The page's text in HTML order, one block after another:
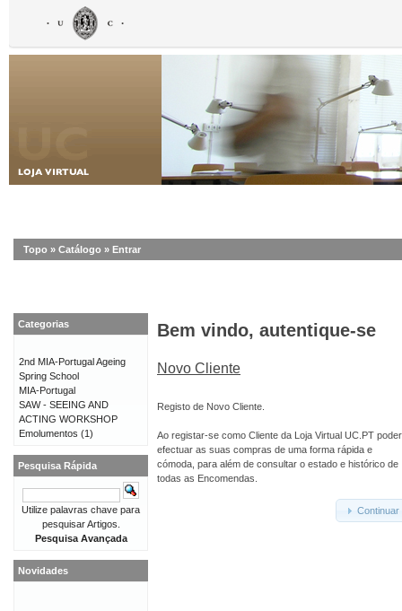
Topo » Catálogo » Entrar
Bem vindo, autentique-se
Novo Cliente
Registo de Novo Cliente.
Ao registar-se como Cliente da Loja Virtual UC.PT
efectuar as suas compras de uma forma rápida e
cómoda, para além de consultar o estado e histórico de
todas as Encomendas.
Continuar
Categorias
2nd MIA-Portugal Ageing
Spring School
MIA-Portugal
SAW - SEEING AND
ACTING WORKSHOP
Emolumentos (1)
Pesquisa Rápida
Utilize palavras chave para
pesquisar Artigos.
Pesquisa Avançada
Novidades